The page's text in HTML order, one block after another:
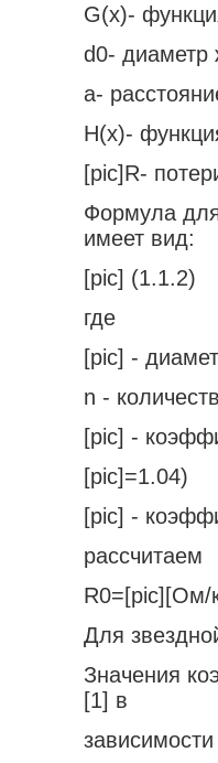
G(x)-
d0- диаметр
a-
H(x)-
[pic]R-
Формула
имеет вид:
[pic] (1.1.2)
где
[pic] -
n -
[pic] -
[pic]=1.04)
[pic] -
рассчитаем
R0=[pic][Ом/
Для
Значения
[1] в